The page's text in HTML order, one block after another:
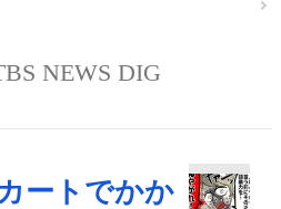
NEWS DIG
ートでかか